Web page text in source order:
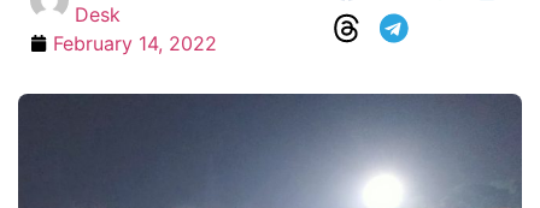
Desk
February 14, 2022